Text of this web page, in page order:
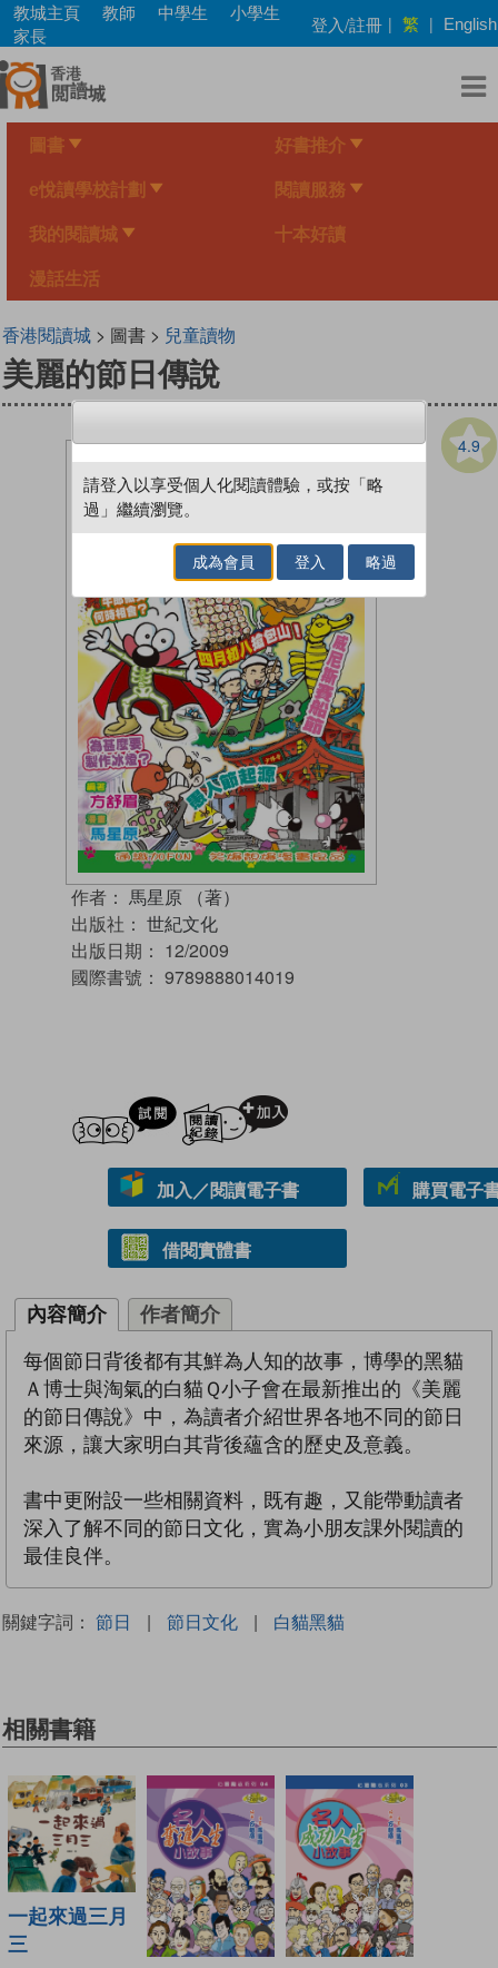
Skip
main
content
教城主頁 教師 中學生
小學生
家長
登入/註冊 | 繁 | English
圖書 好書推介
e悅讀學校計劃 閱讀服務
我的閱讀城 十本好讀
漫話生活
香港閱讀城> 圖書 > 兒童讀物
美麗的節日傳說
4.9
作者： 馬星原 （著）
出版社： 世紀文化
出版日期： 12/2009
國際書號： 9789888014019
試閲
加入／閱讀電子書 購買電子
借閱實體書
內容簡介 作者簡介
每個節日背後都有其鮮為人知的故事，博學的黑貓
Ａ博士與淘氣的白貓Ｑ小子會在最新推出的《美麗
的節日傳說》中，為讀者介紹世界各地不同的節日
來源，讓大家明白其背後蘊含的歷史及意義。
書中更附設一些相關資料，既有趣，又能帶動讀者
深入了解不同的節日文化，實為小朋友課外閱讀的
最佳良伴。
關鍵字詞： 節日 | 節日文化 | 白貓黑貓
相關書籍
一起來過三月
三
請登入以享受個人化閱讀體驗，或按「略
過」繼續瀏覽。
成為會員 登入 略過